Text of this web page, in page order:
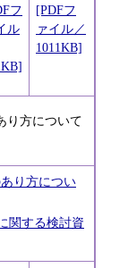
フ
ル
[PDFフ
ァイル／
1011KB]
り方について
り方につい
関する検討資